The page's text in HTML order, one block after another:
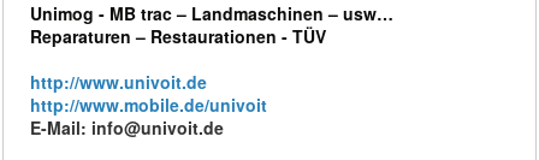
Unimog - MB trac – Landmaschinen – usw…
Reparaturen – Restaurationen - TÜV
http://www.univoit.de
http://www.mobile.de/univoit
E-Mail: info@univoit.de